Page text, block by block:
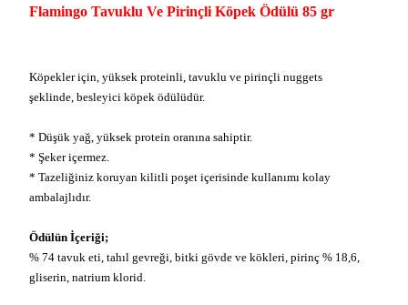
Flamingo Tavuklu Ve Pirinçli Köpek Ödülü 85 gr
Köpekler için, yüksek proteinli, tavuklu ve pirinçli nuggets
şeklinde, besleyici köpek ödülüdür.
* Düşük yağ, yüksek protein oranına sahiptir.
* Şeker içermez.
* Tazeliğiniz koruyan kilitli poşet içerisinde kullanımı kolay
ambalajlıdır.
Ödülün İçeriği;
% 74 tavuk eti, tahıl gevreği, bitki gövde ve kökleri, pirinç % 18,6,
gliserin, natrium klorid.